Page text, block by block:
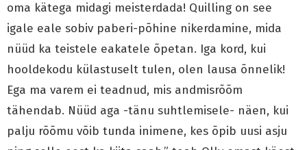
oma kätega midagi meisterdada! Quilling on see
igale eale sobiv paberi-põhine nikerdamine, mida
nüüd ka teistele eakatele õpetan. Iga kord, kui
hooldekodu külastuselt tulen, olen lausa õnnelik!
Ega ma varem ei teadnud, mis andmisrõõm
tähendab. Nüüd aga -tänu suhtlemisele- näen, kui
palju rõõmu võib tunda inimene, kes õpib uusi asju